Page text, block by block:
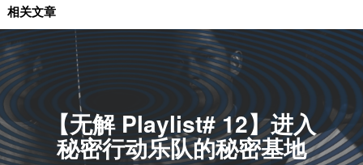
相关文章
【无解 Playlist# 12】进入
秘密行动乐队的秘密基地
mixtape